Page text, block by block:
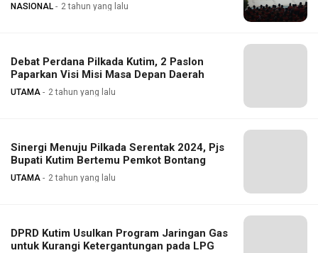
NASIONAL 2 tahun yang lalu
Debat Perdana Pilkada Kutim, 2 Paslon
Paparkan Visi Misi Masa Depan Daerah
UTAMA 2 tahun yang lalu
Sinergi Menuju Pilkada Serentak 2024, Pjs
Bupati Kutim Bertemu Pemkot Bontang
UTAMA 2 tahun yang lalu
DPRD Kutim Usulkan Program Jaringan Gas
untuk Kurangi Ketergantungan pada LPG